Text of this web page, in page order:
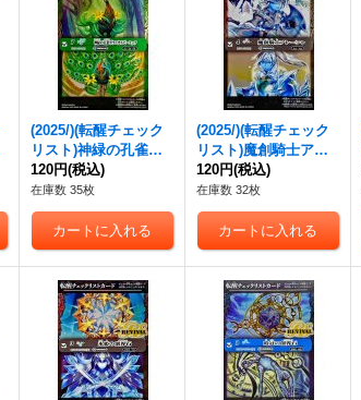
(2025/)(転醒チェック
リスト)神緑の孔雀ボ
タニカルピーコック/
彩華神鳥ボタニカルピ
ーコック【-】{BS56-0
31}《緑》
120円(税込)
在庫数 35枚
(2025/)(転醒チェック
リスト)魔創騎士アレ
ーシャ/氷創騎士アレ
ーシャ【-】{BS56-03
6}《白》
120円(税込)
在庫数 32枚